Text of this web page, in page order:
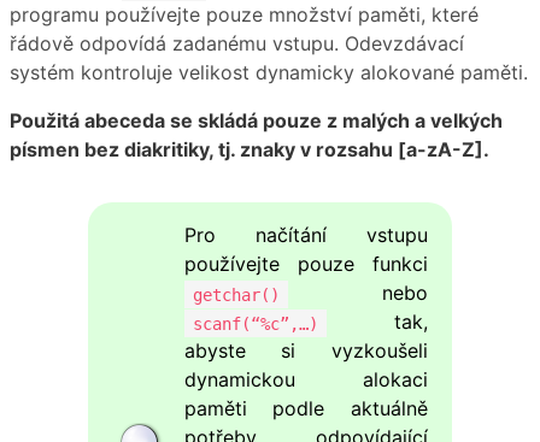
programu používejte pouze množství paměti, které
řádově odpovídá zadanému vstupu. Odevzdávací
systém kontroluje velikost dynamicky alokované paměti.
Použitá abeceda se skládá pouze z malých a velkých
písmen bez diakritiky, tj. znaky v rozsahu [a-zA-Z].
Pro načítání vstupu
používejte pouze funkci
getchar() nebo
scanf(“%c”,…)
tak,
abyste si vyzkoušeli
dynamickou alokaci
paměti podle aktuálně